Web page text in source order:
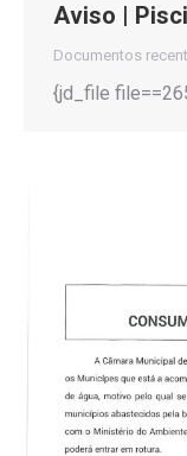
Aviso |
Documentos
{jd_file